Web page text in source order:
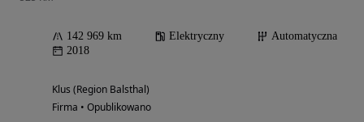
142 969 km Elektryczny
Automatyczna
2018
Klus (Region Balsthal)
Firma • Opublikowano